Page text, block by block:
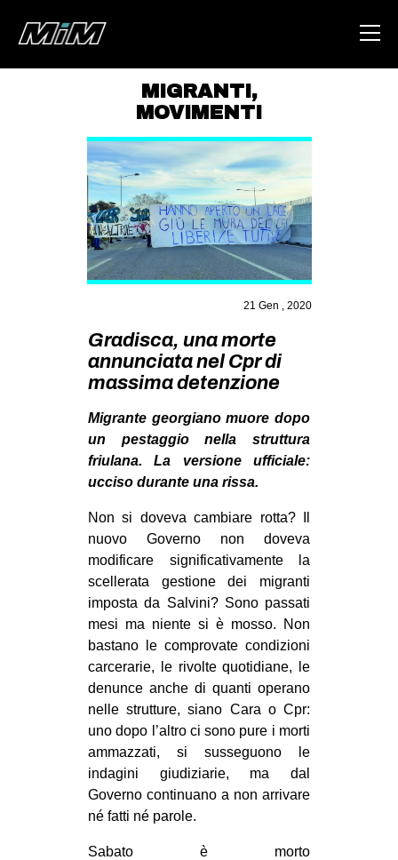
HOME
ABOUT
AREA
DEGENERAZIONE
GAZA FREESTYLE
CSOA LAMBRETTA
STUDENTI TSUNAMI
ZAM
MOBILITAZIONI
SPAZI
MOVIMENTI
AMBIENTE
ANTIFASCISMO
DIRITTO ALL’ABITARE
GENERI
MIGRAZIONI
PRECARIATO
REPRESSIONE
STUDENTI
CULTURE
ARTE
MIGRANTI ,
MOVIMENTI
21 Gen , 2020
Gradisca, una morte
annunciata nel Cpr di
massima detenzione
Migrante georgiano muore dopo
un pestaggio nella struttura
friulana. La versione ufficiale:
ucciso durante una rissa.
Non si doveva cambiare rotta? Il
nuovo Governo non doveva
modificare significativamente la
scellerata gestione dei migranti
imposta da Salvini? Sono passati
mesi ma niente si è mosso. Non
bastano le comprovate condizioni
carcerarie, le rivolte quotidiane, le
denunce anche di quanti operano
nelle strutture, siano Cara o Cpr:
uno dopo l’altro ci sono pure i morti
ammazzati, si susseguono le
indagini giudiziarie, ma dal
Governo continuano a non arrivare
né fatti né parole.
Sabato è morto